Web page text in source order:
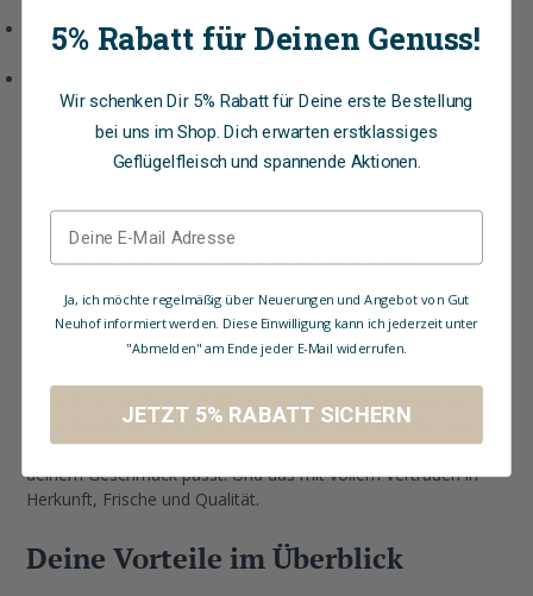
klein schneiden für Salate oder Wraps
Wenn du es klassisch magst, empfehlen wir dir unser
für paniertes Putenschnitzel. Du findest bei uns auch
demselben Fleisch.
Natürlich gut – Putenschnitzel mit
Herkunft und Geschmack
Unser Putenschnitzel steht für ehrlichen Genuss mit
ohne Zusatzstoffe und mit echtem Tierwohl. Egal ob natur
oder mariniert: Bei uns findest du genau die Variante, die zu
deinem Geschmack passt. Und das mit vollem Vertrauen in
Herkunft, Frische und Qualität.
Deine Vorteile im Überblick
5% Rabatt für Deinen Genuss!
Wir schenken Dir 5% Rabatt für Deine erste Bestellung
bei uns im Shop. Dich erwarten erstklassiges
Geflügelfleisch und spannende Aktionen.
Ja, ich möchte regelmäßig über Neuerungen und Angebot von Gut
Neuhof informiert werden. Diese Einwilligung kann ich jederzeit unter
"Abmelden" am Ende jeder E-Mail widerrufen.
JETZT 5% RABATT SICHERN